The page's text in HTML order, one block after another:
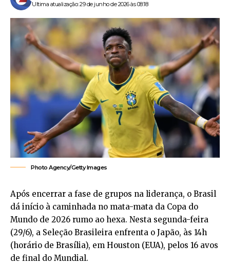
Ultima atualização: 29 de junho de 2026 às 08:18
Photo Agency/Getty Images
Após encerrar a fase de grupos na liderança, o Brasil
dá início à caminhada no mata-mata da Copa do
Mundo de 2026 rumo ao hexa. Nesta segunda-feira
(29/6), a Seleção Brasileira enfrenta o Japão, às 14h
(horário de Brasília), em Houston (EUA), pelos 16 avos
de final do Mundial.